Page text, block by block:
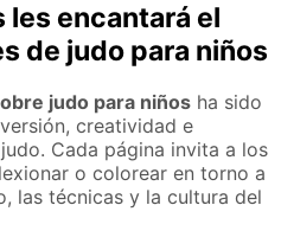
les encantará el
de judo para niños
judo para niños ha sido
creatividad e
Cada página invita a los
o colorear en torno a
las técnicas y la cultura del